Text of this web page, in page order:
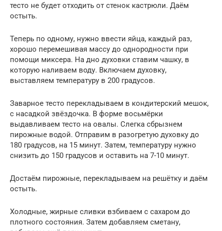
тесто не будет отходить от стенок кастрюли. Даём
остыть.
Теперь по одному, нужно ввести яйца, каждый раз,
хорошо перемешивая массу до однородности при
помощи миксера. На дно духовки ставим чашку, в
которую наливаем воду. Включаем духовку,
выставляем температуру в 200 градусов.
Заварное тесто перекладываем в кондитерский мешок,
с насадкой звёздочка. В форме восьмёрки
выдавливаем тесто на овалы. Слегка сбрызнем
пирожные водой. Отправим в разогретую духовку до
180 градусов, на 15 минут. Затем, температуру нужно
снизить до 150 градусов и оставить на 7-10 минут.
Достаём пирожные, перекладываем на решётку и даём
остыть.
Холодные, жирные сливки взбиваем с сахаром до
плотного состояния. Затем добавляем сметану,